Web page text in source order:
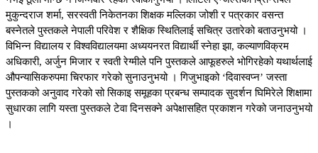
मुकुन्दराज शर्मा, सरस्वती निकेतनका शिक्षक मल्लिका जोशी र पत्रकार वसन्त
बस्नेतले पुस्तकले नेपाली परिवेश र शैक्षिक स्थितिलाई सचित्र उतारेको बताउनुभयो ।
विभिन्न विद्यालय र विश्वविद्यालयमा अध्ययनरत विद्यार्थी स्नेहा झा, कल्याणविक्रम
अधिकारी, अर्जुन मिजार र स्वती रेग्मीले पनि पुस्तकले आफूहरुले भोगिरहेको यथार्थलाई
औपन्यासिकरुपमा चिरफार गरेको सुनाउनुभयो । गिजुभाइको ‘दिवास्वप्न’ जस्ता
पुस्तकको अनुवाद गरेको सो सिकाइ समूहका प्रबन्ध सम्पादक सुदर्शन घिमिरेले शिक्षामा
सुधारका लागि यस्ता पुस्तकले टेवा दिनसक्ने अपेक्षासहित प्रकाशन गरेको जनाउनुभयो
।